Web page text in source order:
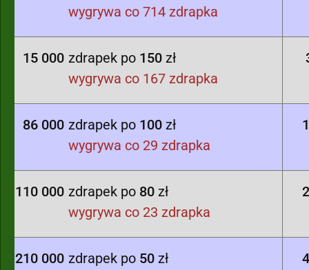
wygrywa co 714 zdrapka
15 000 zdrapek po 150 zł
wygrywa co 167 zdrapka
86 000 zdrapek po 100 zł
wygrywa co 29 zdrapka
110 000 zdrapek po 80 zł
wygrywa co 23 zdrapka
210 000 zdrapek po 50 zł